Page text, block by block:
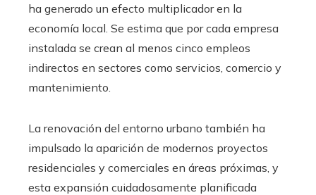
ha generado un efecto multiplicador en la
economía local. Se estima que por cada empresa
instalada se crean al menos cinco empleos
indirectos en sectores como servicios, comercio y
mantenimiento.
La renovación del entorno urbano también ha
impulsado la aparición de modernos proyectos
residenciales y comerciales en áreas próximas, y
esta expansión cuidadosamente planificada